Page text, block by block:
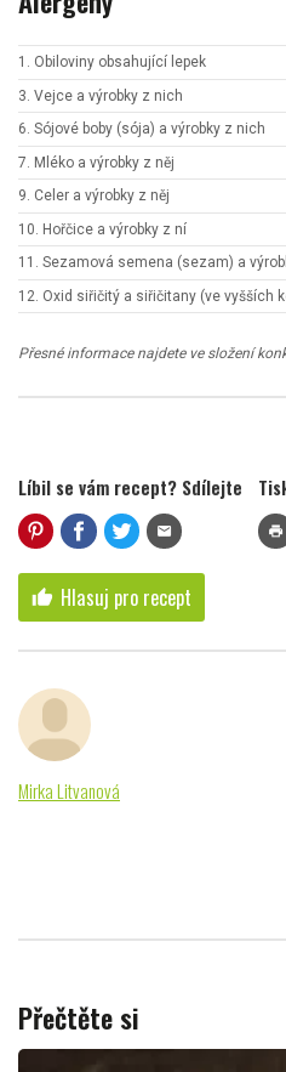
1. Obiloviny obsahující lepek
3. Vejce a výrobky z nich
6. Sójové boby (sója) a výrobky z nich
7. Mléko a výrobky z něj
9. Celer a výrobky z něj
10. Hořčice a výrobky z ní
11. Sezamová semena (sezam) a
12. Oxid siřičitý a siřičitany (ve vyšších
Přesné informace najdete ve složení
Líbil se vám recept? Sdílejte
mail print
thumb_up Hlasuj pro recept
Mirka Litvanová
Přečtěte si